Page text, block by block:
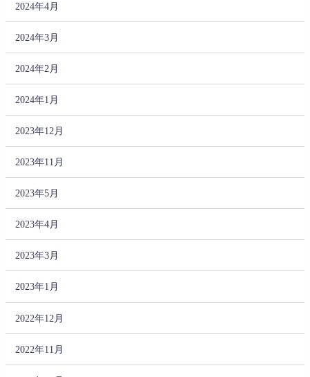
2024年4月
2024年3月
2024年2月
2024年1月
2023年12月
2023年11月
2023年5月
2023年4月
2023年3月
2023年1月
2022年12月
2022年11月